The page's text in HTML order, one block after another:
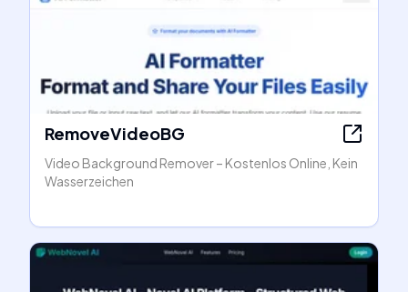
RemoveVideoBG
Video Background Remover – Kostenlos Online, Kein
Wasserzeichen